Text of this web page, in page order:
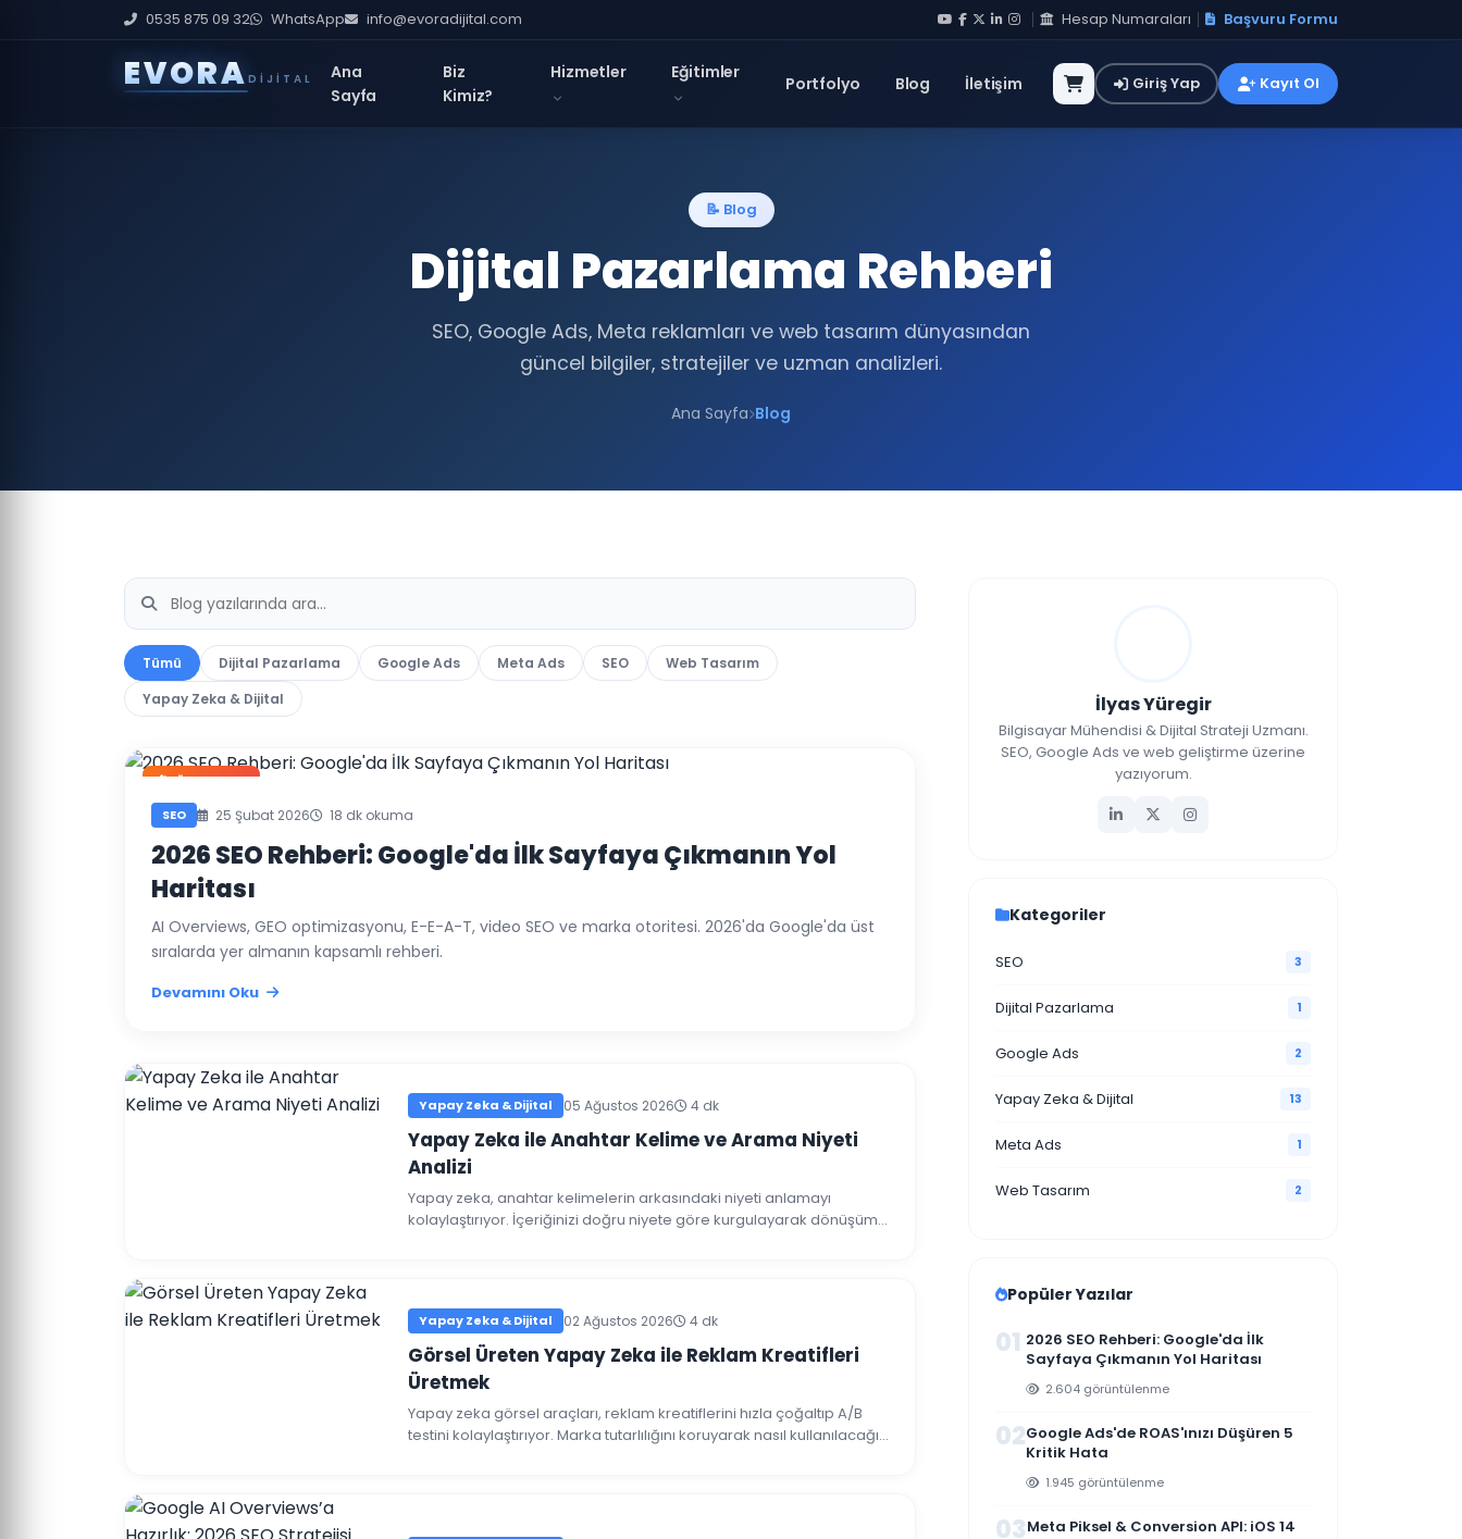
0535 875 09 32 WhatsApp info@evoradijital.com Hesap Numaraları Başvuru Formu
EVORA DIJITAL
(Performans İyileştirme)
Ana
Sayfa
Biz
Kimiz?
Hizmetler Eğitimler
Portfolyo Blog İletişim Giriş Yap Kayıt Ol
📝 Blog
Dijital Pazarlama Rehberi
SEO, Google Ads, Meta reklamları ve web tasarım dünyasından
güncel bilgiler, stratejiler ve uzman analizleri.
Ana Sayfa Blog
Tümü Dijital Pazarlama Google Ads Meta Ads SEO
Web Tasarım
Yapay Zeka & Dijital
Öne Çıkan
SEO
25 Şubat 2026 18 dk okuma
2026 SEO Rehberi: Google'da İlk Sayfaya Çıkmanın Yol
Haritası
AI Overviews, GEO optimizasyonu, E-E-A-T, video SEO ve marka otoritesi. 2026'da Google'da üst
sıralarda yer almanın kapsamlı rehberi.
Devamını Oku
Yapay Zeka & Dijital 05 Ağustos 2026 4 dk
Yapay Zeka ile Anahtar Kelime ve Arama Niyeti
Analizi
Yapay zeka, anahtar kelimelerin arkasındaki niyeti anlamayı
kolaylaştırıyor. İçeriğinizi doğru niyete göre kurgulayarak dönüşümü
Yapay Zeka & Dijital 02 Ağustos 2026 4 dk
Görsel Üreten Yapay Zeka ile Reklam Kreatifleri
Üretmek
Yapay zeka görsel araçları, reklam kreatiflerini hızla çoğaltıp A/B
testini kolaylaştırıyor. Marka tutarlılığını koruyarak nasıl kullanılacağını
İlyas Yüregir
Bilgisayar Mühendisi & Dijital Strateji Uzmanı.
SEO, Google Ads ve web geliştirme üzerine
yazıyorum.
Kategoriler
SEO 3
Dijital Pazarlama 1
Google Ads 2
Yapay Zeka & Dijital 13
Meta Ads 1
Web Tasarım 2
Popüler Yazılar
01 2026 SEO Rehberi: Google'da İlk
Sayfaya Çıkmanın Yol Haritası
2.604 görüntülenme
02Google Ads'de ROAS'ınızı Düşüren 5
Kritik Hata
1.945 görüntülenme
03Meta Piksel & Conversion API: iOS 14